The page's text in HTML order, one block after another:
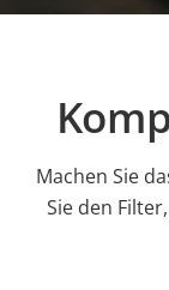
Machen Sie
Sie den